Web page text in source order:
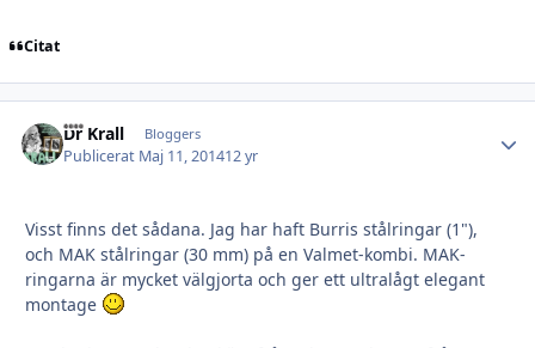
Citat
Dr Krall Bloggers
Publicerat Maj 11, 201412 yr
Visst finns det sådana. Jag har haft Burris stålringar (1"),
och MAK stålringar (30 mm) på en Valmet-kombi. MAK-
ringarna är mycket välgjorta och ger ett ultralågt elegant
montage